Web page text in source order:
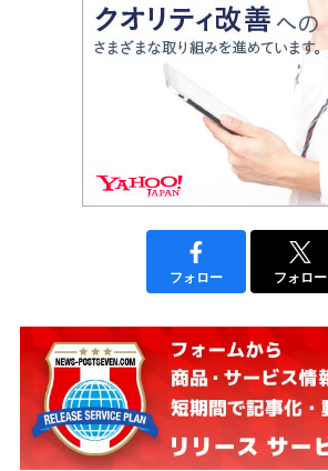
フォロー フォロー